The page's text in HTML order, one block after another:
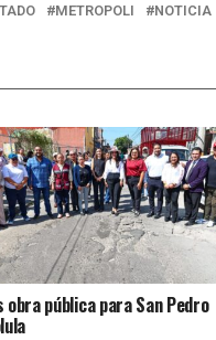
METROPOLI
NOTICIA
obra pública para San Pedro